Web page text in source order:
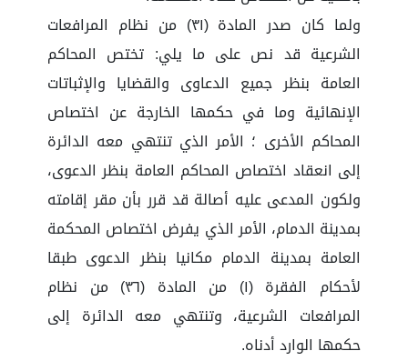
ولما كان صدر المادة (٣١) من نظام المرافعات
الشرعية قد نص على ما يلي: تختص المحاكم
العامة بنظر جميع الدعاوى والقضايا والإثباتات
الإنهائية وما في حكمها الخارجة عن اختصاص
المحاكم الأخرى ؛ الأمر الذي تنتهي معه الدائرة
إلى انعقاد اختصاص المحاكم العامة بنظر الدعوى،
ولكون المدعى عليه أصالة قد قرر بأن مقر إقامته
بمدينة الدمام، الأمر الذي يفرض اختصاص المحكمة
العامة بمدينة الدمام مكانيا بنظر الدعوى طبقا
لأحكام الفقرة (١) من المادة (٣٦) من نظام
المرافعات الشرعية، وتنتهي معه الدائرة إلى
حكمها الوارد أدناه.